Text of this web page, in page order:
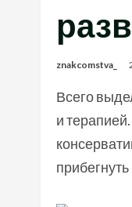
znakcomstva_
Всего
и